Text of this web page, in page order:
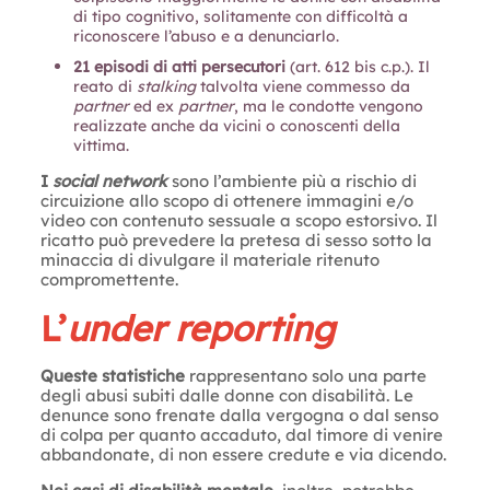
di tipo cognitivo, solitamente con difficoltà a
riconoscere l’abuso e a denunciarlo.
21 episodi di atti persecutori(art. 612 bis c.p.). Il
reato di stalkingtalvolta viene commesso da
partnered ex partner, ma le condotte vengono
realizzate anche da vicini o conoscenti della
vittima.
I social networksono l’ambiente più a rischio di
circuizione allo scopo di ottenere immagini e/o
video con contenuto sessuale a scopo estorsivo. Il
ricatto può prevedere la pretesa di sesso sotto la
minaccia di divulgare il materiale ritenuto
compromettente.
L’under reporting
Queste statisticherappresentano solo una parte
degli abusi subiti dalle donne con disabilità. Le
denunce sono frenate dalla vergogna o dal senso
di colpa per quanto accaduto, dal timore di venire
abbandonate, di non essere credute e via dicendo.